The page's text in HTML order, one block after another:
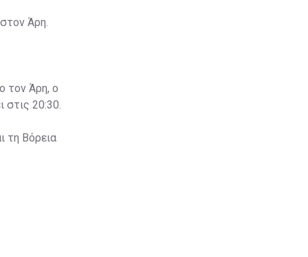
Άρη.
τον Άρη, ο
στις 20:30.
τη Βόρεια